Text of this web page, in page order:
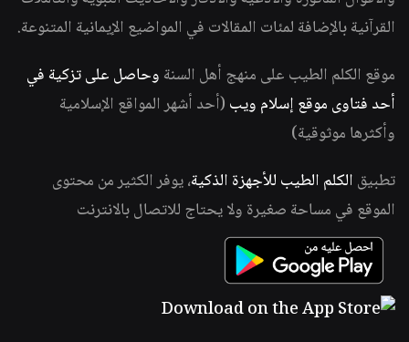
القرآنية بالإضافة لمئات المقالات في المواضيع الإيمانية المتنوعة.
موقع الكلم الطيب على منهج أهل السنة وحاصل على تزكية في
أحد فتاوى موقع إسلام ويب (أحد أشهر المواقع الإسلامية
وأكثرها موثوقية)
تطبيق الكلم الطيب للأجهزة الذكية، يوفر الكثير من محتوى
الموقع في مساحة صغيرة ولا يحتاج للاتصال بالانترنت